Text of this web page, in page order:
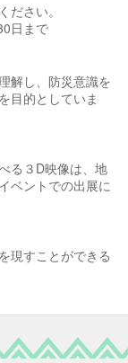
ださい。
日まで
解し、防災意識を
目的としていま
る３D映像は、地
ベントでの出展に
現すことができる